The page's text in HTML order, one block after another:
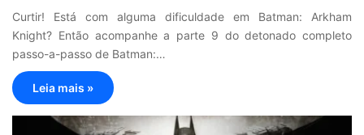
Curtir! Está com alguma dificuldade em Batman: Arkham
Knight? Então acompanhe a parte 9 do detonado completo
passo-a-passo de Batman:…
Leia mais »